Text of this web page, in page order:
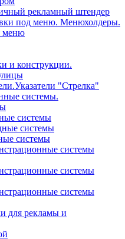
рекламный штендер
под меню. Менюхолдеры.
меню
и конструкции.
"Стрелка"
системы.
системы
системы
системы
системы
системы
системы
для рекламы и